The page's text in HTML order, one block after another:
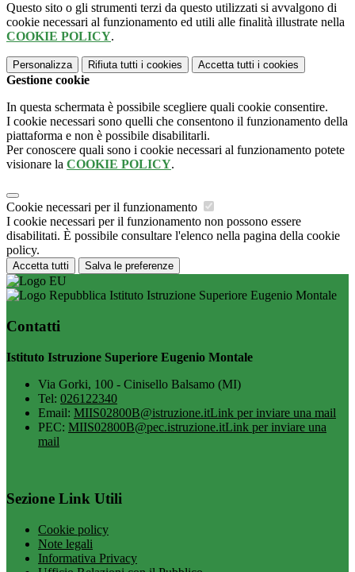
Questo sito o gli strumenti terzi da questo utilizzati si avvalgono di
cookie necessari al funzionamento ed utili alle finalità illustrate nella
COOKIE POLICY.
Personalizza Rifiuta tutti i cookies Accetta tutti i cookies
Gestione cookie
In questa schermata è possibile scegliere quali cookie consentire.
I cookie necessari sono quelli che consentono il funzionamento della
piattaforma e non è possibile disabilitarli.
Per conoscere quali sono i cookie necessari al funzionamento potete
visionare la COOKIE POLICY.
Cookie necessari per il funzionamento
I cookie necessari per il funzionamento non possono essere
disabilitati. È possibile consultare l'elenco nella pagina della cookie
policy.
Accetta tutti Salva le preferenze
Istituto Istruzione Superiore Eugenio Montale
Contatti
Istituto Istruzione Superiore Eugenio Montale
Via Gorki, 100 - Cinisello Balsamo (MI)
Tel: 026122340
Email: MIIS02800B@istruzione.itLink per inviare una mail
PEC: MIIS02800B@pec.istruzione.itLink per inviare una
mail
Sezione Link Utili
Cookie policy
Note legali
Informativa Privacy